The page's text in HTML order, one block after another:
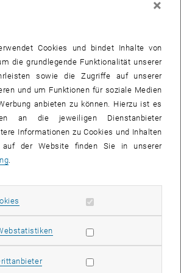
dem vergangenen Studienjahr sowie
führenden Produzenten und Anbieter
stehen die Menschen im
Das Unternehmen legt großen Wert darauf,
zu investieren und die frühzeitige Förderung
sowie zukünftigen Talenten zu unterstützen.
PALFINGER als entscheidenden Schritt für
Zukunft.
Wien, Österreichs größter
seit mehr als 200 Jahren unter dem
„Eines der acht strategischen Ziele der TU
weiterzuentwickeln. Folglich verdient
×
Cookies und bindet Inhalte von
die grundlegende Funktionalität unserer
sowie die Zugriffe auf unserer
und um Funktionen für soziale Medien
anbieten zu können. Hierzu ist es
an die jeweiligen Dienstanbieter
Informationen zu Cookies und Inhalten
auf der Website finden Sie in unserer
.
Erforderliche Cookies zulassen
Statistik Cookies zulassen
Marketing Cookies zulassen